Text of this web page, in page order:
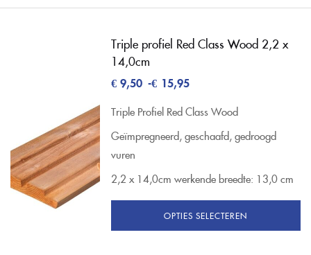
Triple profiel Red Class Wood 2,2 x
14,0cm
€9,50 -€ 15,95
Triple Profiel Red Class Wood
Geïmpregneerd, geschaafd, gedroogd
vuren
2,2 x 14,0cm werkende breedte: 13,0 cm
OPTIES SELECTEREN